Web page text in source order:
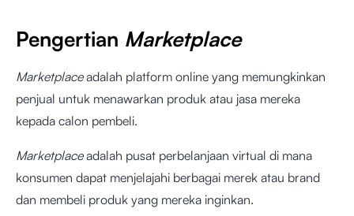
Pengertian Marketplace
Marketplaceadalah platform online yang memungkinkan
penjual untuk menawarkan produk atau jasa mereka
kepada calon pembeli.
Marketplaceadalah pusat perbelanjaan virtual di mana
konsumen dapat menjelajahi berbagai merek atau brand
dan membeli produk yang mereka inginkan.